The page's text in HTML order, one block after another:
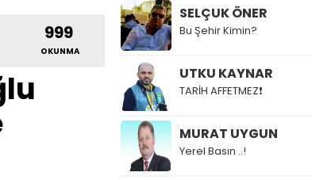
999
OKUNMA
SELÇUK ÖNER
Bu Şehir Kimin?
UTKU KAYNAR
TARİH AFFETMEZ❗
MURAT UYGUN
Yerel Basın ..!